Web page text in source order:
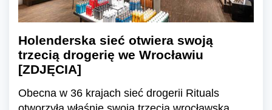
Holenderska sieć otwiera swoją
trzecią drogerię we Wrocławiu
[ZDJĘCIA]
Obecna w 36 krajach sieć drogerii Rituals